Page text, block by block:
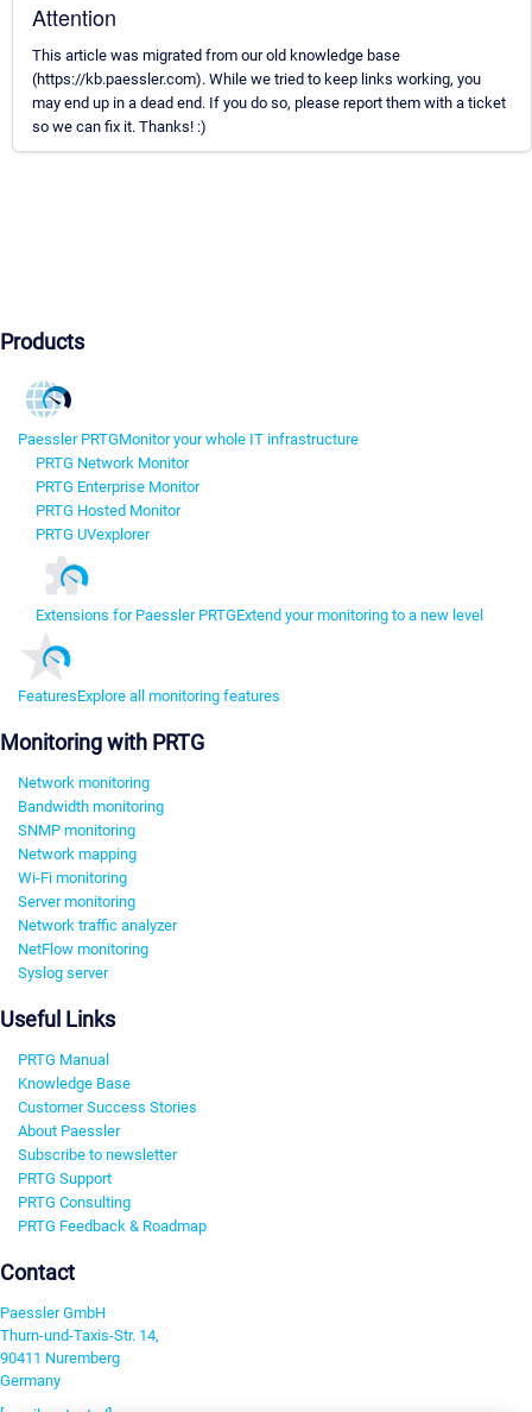
Attention
This article was migrated from our old knowledge base
(https://kb.paessler.com). While we tried to keep links working, you
may end up in a dead end. If you do so, please report them with a ticket
so we can fix it. Thanks! :)
Products
Paessler PRTGMonitor your whole IT infrastructure
PRTG Network Monitor
PRTG Enterprise Monitor
PRTG Hosted Monitor
PRTG UVexplorer
Extensions for Paessler PRTGExtend your monitoring to a new level
FeaturesExplore all monitoring features
Monitoring with PRTG
Network monitoring
Bandwidth monitoring
SNMP monitoring
Network mapping
Wi-Fi monitoring
Server monitoring
Network traffic analyzer
NetFlow monitoring
Syslog server
Useful Links
PRTG Manual
Knowledge Base
Customer Success Stories
About Paessler
Subscribe to newsletter
PRTG Support
PRTG Consulting
PRTG Feedback & Roadmap
Contact
Paessler GmbH
Thurn-und-Taxis-Str. 14,
90411 Nuremberg
Germany